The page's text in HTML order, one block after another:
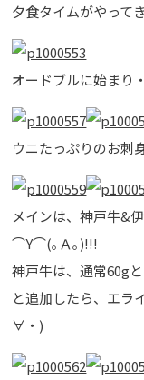
夕食タイムがやって
オードブルに始まり
ウニたっぷりのお刺
メインは、神戸牛&
⌒Y⌒(｡Ａ｡)!!!
神戸牛は、通常60g
と追加したら、エラ
∀・)